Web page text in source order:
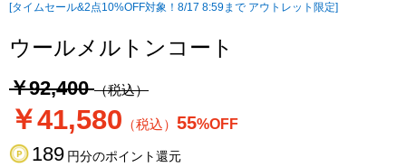
[タイムセール&2点10%OFF対象！8/17 8:59まで アウトレット限定]
ウールメルトンコート
￥92,400（税込）
￥41,580 （税込） 55%OFF
189 円分のポイント還元